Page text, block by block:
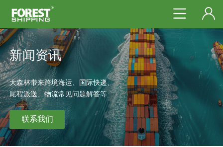
新闻资讯
大森林带来跨境海运、国际快递、
尾程派送、物流常见问题解答等
联系我们